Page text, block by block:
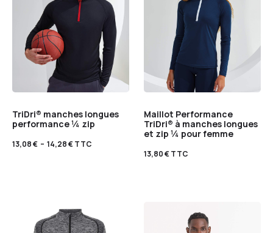
TriDri® manches longues
performance ¼ zip
13,08€ – 14,28€TTC
Maillot Performance
TriDri® à manches longues
et zip ¼ pour femme
13,80€TTC